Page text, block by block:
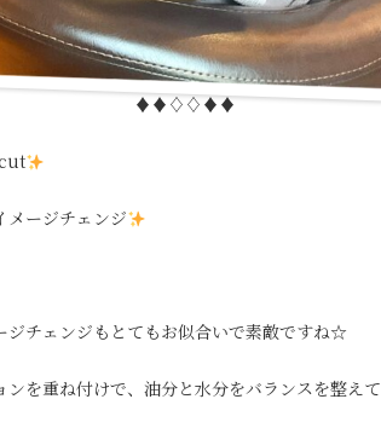
♦︎♦︎♢♢♦︎♦︎
メージチェンジ
ジチェンジもとてもお似合いで素敵ですね☆
ンを重ね付けで、油分と水分をバランスを整えて